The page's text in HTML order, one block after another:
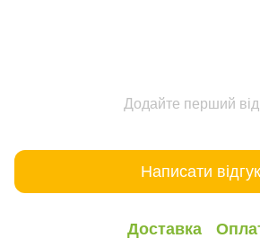
Додайте перший
Написати відгук
Доставка